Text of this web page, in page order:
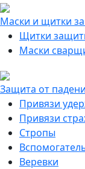
Маски и щитки
Щитки
Маски
Защита от
Привязи
Привязи
Стропы
Веревки